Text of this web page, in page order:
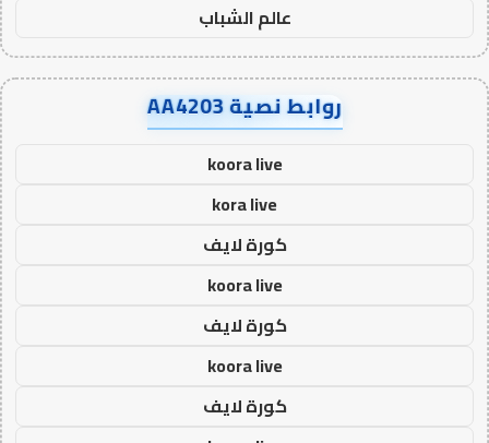
عالم الشباب
روابط نصية AA4203
koora live
kora live
كورة لايف
koora live
كورة لايف
koora live
كورة لايف